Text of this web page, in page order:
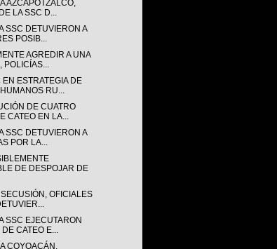
AZCAPOTZALCO,
LA SSC D...
SSC DETUVIERON A
POSIB...
AGREDIR A UNA
POLICÍAS...
EN ESTRATEGIA DE
RU...
DE CUATRO
CATEO EN LA...
SSC DETUVIERON A
POR LA...
DE DESPOJAR DE
OFICIALES
SSC EJECUTARON
CATEO E...
COYOACÁN,